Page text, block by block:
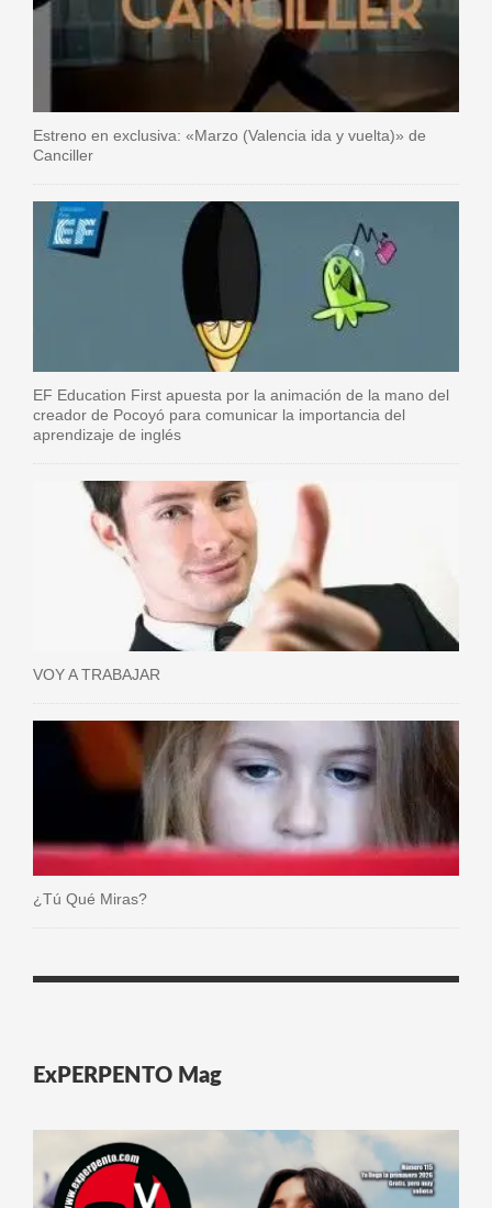
Estreno en exclusiva: «Marzo (Valencia ida y vuelta)» de
Canciller
EF Education First apuesta por la animación de la mano del
creador de Pocoyó para comunicar la importancia del
aprendizaje de inglés
VOY A TRABAJAR
¿Tú Qué Miras?
ExPERPENTO Mag